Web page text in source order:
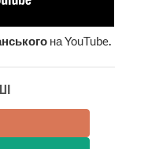
на YouTube.